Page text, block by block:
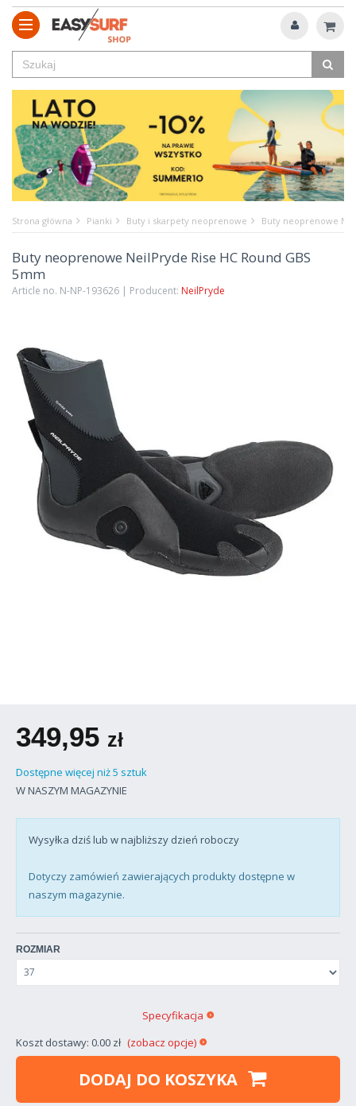
Strona główna Pianki Buty i skarpety neoprenowe Buty neoprenowe
Buty neoprenowe NeilPryde Rise HC Round GBS
5mm
Article no. N-NP-193626 | Producent: NeilPryde
349,95 zł
Dostępne więcej niż 5 sztuk
W NASZYM MAGAZYNIE
Wysyłka dziś lub w najbliższy dzień roboczy
Dotyczy zamówień zawierających produkty dostępne w
naszym magazynie.
ROZMIAR
Koszt dostawy: 0.00 zł (zobacz opcje)
Specyfikacja
DODAJ DO KOSZYKA